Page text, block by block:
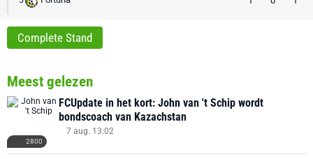
Complete Stand
Meest gelezen
2800
FCUpdate in het kort: John van 't Schip wordt
bondscoach van Kazachstan
7 aug. 13:02